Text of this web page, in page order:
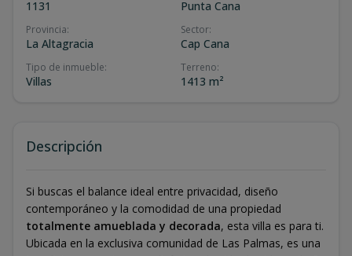
1131 Punta Cana
Provincia:
La Altagracia
Sector:
Cap Cana
Tipo de inmueble:
Villas
Terreno:
1413 m²
Descripción
Si buscas el balance ideal entre privacidad, diseño
contemporáneo y la comodidad de una propiedad
totalmente amueblada y decorada, esta villa es para ti.
Ubicada en la exclusiva comunidad de Las Palmas, es una